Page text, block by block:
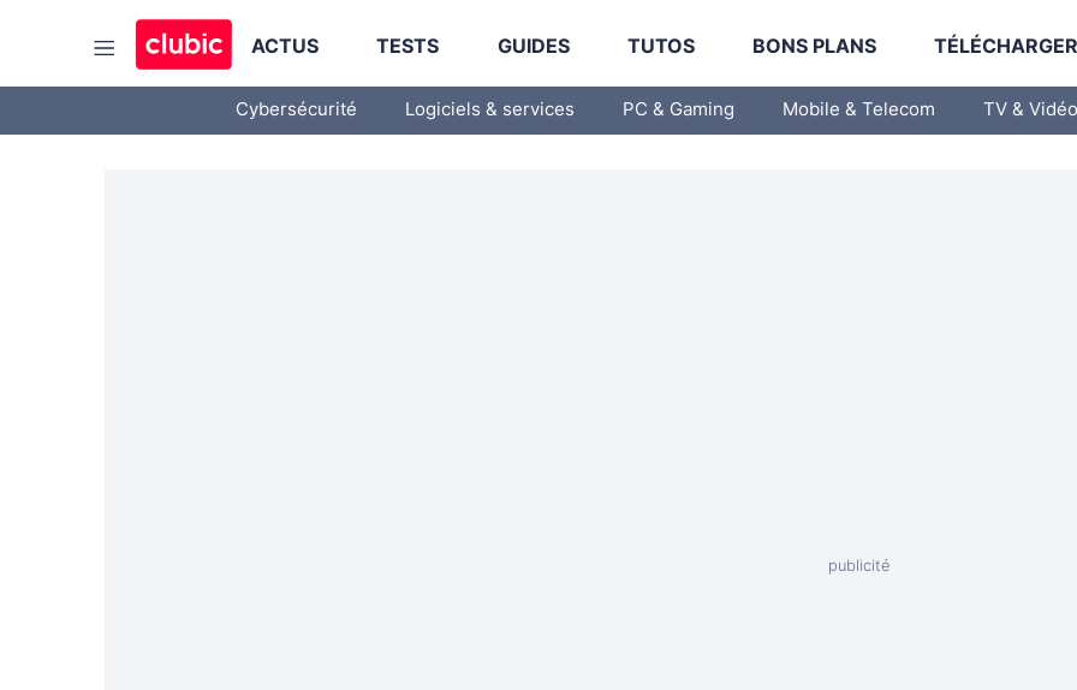
ACTUS TESTS GUIDES TUTOS BONS PLANS
Cybersécurité Logiciels & services PC & Gaming Mobile & Telecom TV & Vidéo